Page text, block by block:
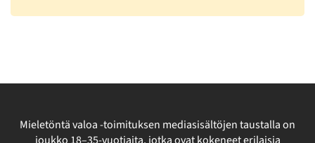
Mieletöntä valoa -toimituksen mediasisältöjen taustalla on